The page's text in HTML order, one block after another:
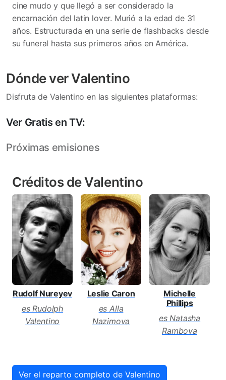
cine mudo y que llegó a ser considerado la
encarnación del latin lover. Murió a la edad de 31
años. Estructurada en una serie de flashbacks desde
su funeral hasta sus primeros años en América.
Dónde ver Valentino
Disfruta de Valentino en las siguientes plataformas:
Ver Gratis en TV:
Próximas emisiones
Créditos de Valentino
Rudolf Nureyev
es Rudolph
Valentino
Leslie Caron
es Alla
Nazimova
Michelle
Phillips
es Natasha
Rambova
Ver el reparto completo de Valentino